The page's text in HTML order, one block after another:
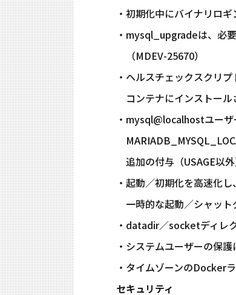
・初期化中にバイナリロ
・mysql_upgradeは、必
（MDEV-25670）
・ヘルスチェックスクリ
コンテナにインストール
・mysql@localhostユーザ
追加の付与（USAGE以
・起動／初期化を高速化
一時的な起動／シャッ
・datadir／socketディレ
・システムユーザーの保
・タイムゾーンのDocker
セキュリティ